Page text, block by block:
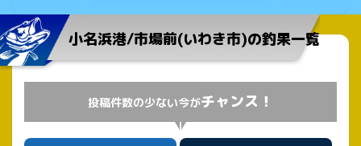
小名浜港/市場前(いわき市)の釣果一覧
投稿件数の少ない今がチャンス！